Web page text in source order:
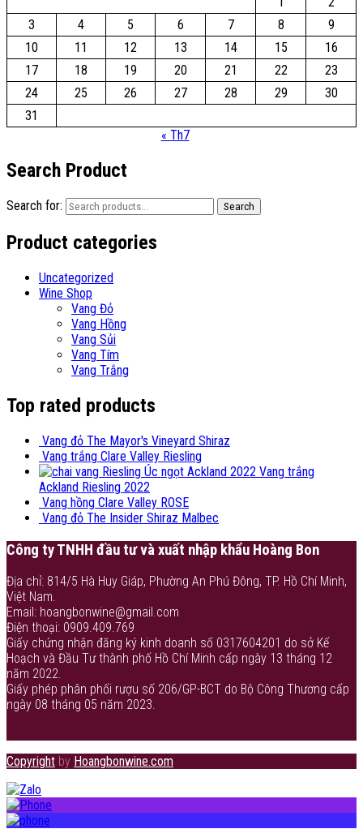
3
4 5 6 7 8
9
10
11 12 13 14 15
16
17
18 19 20 21 22
23
24
25 26 27 28 29
30
31
« Th7
Search Product
Search for: Search
Product categories
Uncategorized
Wine Shop
Vang Đỏ
Vang Hồng
Vang Sủi
Vang Tím
Vang Trắng
Top rated products
Vang đỏ The Mayor's Vineyard Shiraz
Vang trắng Clare Valley Riesling
Vang trắng
Ackland Riesling 2022
Vang hồng Clare Valley ROSE
Vang đỏ The Insider Shiraz Malbec
Công ty TNHH đầu tư và xuất nhập khẩu Hoàng Bon
Địa chỉ: 814/5 Hà Huy Giáp, Phường An Phú Đông, TP. Hồ Chí Minh,
Việt Nam.
Email: hoangbonwine@gmail.com
Điện thoại: 0909.409.769
Giấy chứng nhận đăng ký kinh doanh số 0317604201 do sở Kế
Hoạch và Đầu Tư thành phố Hồ Chí Minh cấp ngày 13 tháng 12
năm 2022.
Giấy phép phân phối rượu số 206/GP-BCT do Bộ Công Thương cấp
ngày 08 tháng 05 năm 2023.
Copyright by Hoangbonwine.com